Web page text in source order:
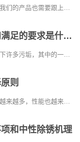
如今社会进步得越来越快，相应的我们的产品也需要跟上进步的步伐。除锈剂的出现帮助我们解决了大多数钢铁制品生锈...
清洗剂应该具备的条件和满足的要求是什么？
生活中，我们使用的物品常常会留下许多污垢，其中的一些污垢靠简单的清洗是洗不掉的。因此需要使用专门的清洗剂才...
则
随着社会的发展，生产出来的产品越来越多，性能也越来越好，可以满足我们的不同需求。在很多行业除锈剂也是比较常...
和中性除锈机理